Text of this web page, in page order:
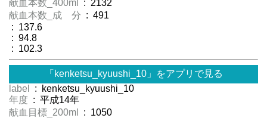
献血本数_400ml
: 2132
献血本数_成 分 : 491
: 137.6
: 94.8
: 102.3
「kenketsu_kyuushi_10」をアプリで見る
label
: kenketsu_kyuushi_10
年度 : 平成14年
献血目標_200ml
: 1050